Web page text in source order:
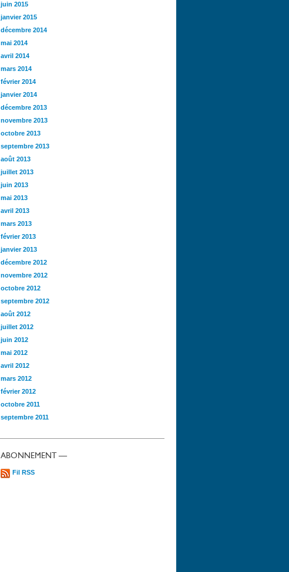
juin 2015
janvier 2015
décembre 2014
mai 2014
avril 2014
mars 2014
février 2014
janvier 2014
décembre 2013
novembre 2013
octobre 2013
septembre 2013
août 2013
juillet 2013
juin 2013
mai 2013
avril 2013
mars 2013
février 2013
janvier 2013
décembre 2012
novembre 2012
octobre 2012
septembre 2012
août 2012
juillet 2012
juin 2012
mai 2012
avril 2012
mars 2012
février 2012
octobre 2011
septembre 2011
ABONNEMENT —
Fil RSS